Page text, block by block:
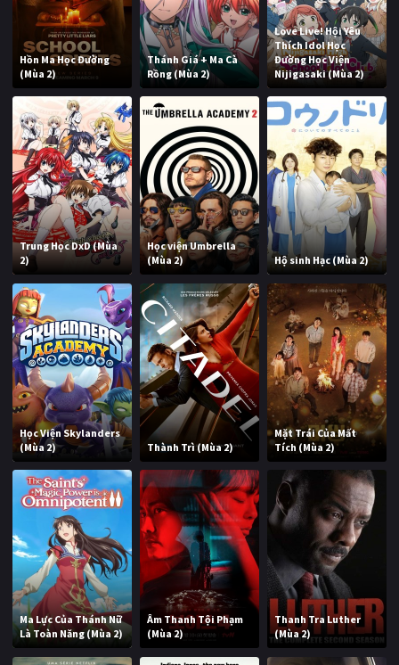
Hồn Ma Học Đường
(Mùa 2)
Thánh Giá + Ma Cà
Rồng (Mùa 2)
Love Live! Hội Yêu
Thích Idol Học
Đường Học Viện
Nijigasaki (Mùa 2)
Trung Học DxD (Mùa
2)
Học viện Umbrella
(Mùa 2)
Hộ sinh Hạc (Mùa 2)
Học Viện Skylanders
(Mùa 2)
Thành Trì (Mùa 2)
Mặt Trái Của Mất
Tích (Mùa 2)
Ma Lực Của Thánh Nữ
Là Toàn Năng (Mùa 2)
Âm Thanh Tội Phạm
(Mùa 2)
Thanh Tra Luther
(Mùa 2)